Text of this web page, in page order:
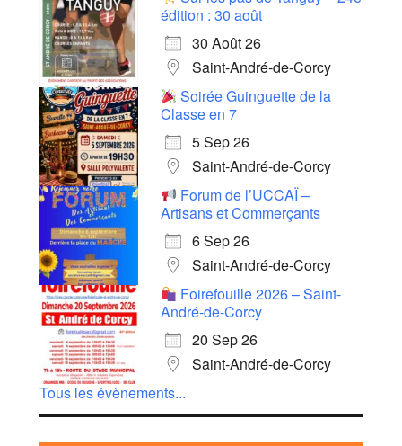
édition : 30 août
30 Août 26
Saint-André-de-Corcy
Soirée Guinguette de la
Classe en 7
5 Sep 26
Saint-André-de-Corcy
Forum de l’UCCAÏ –
Artisans et Commerçants
6 Sep 26
Saint-André-de-Corcy
Foirefouille 2026 – Saint-
André-de-Corcy
20 Sep 26
Saint-André-de-Corcy
Tous les évènements...